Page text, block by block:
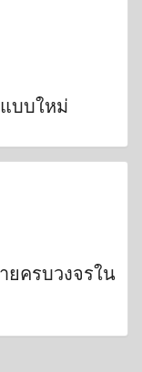
บบใหม่
ยครบวงจรใน